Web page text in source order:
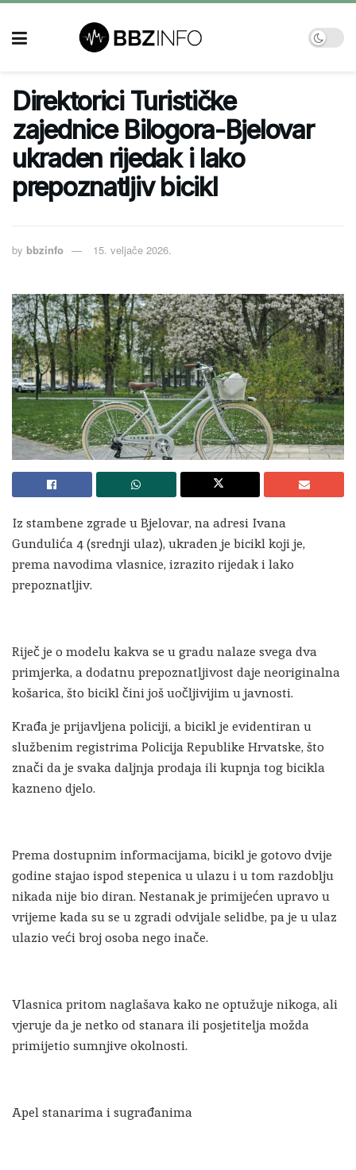
Direktorici Turističke
zajednice Bilogora-Bjelovar
ukraden rijedak i lako
prepoznatljiv bicikl
by bbzinfo 15. veljače 2026.
Iz stambene zgrade u Bjelovar, na adresi Ivana
Gundulića 4 (srednji ulaz), ukraden je bicikl koji je,
prema navodima vlasnice, izrazito rijedak i lako
prepoznatljiv.
Riječ je o modelu kakva se u gradu nalaze svega dva
primjerka, a dodatnu prepoznatljivost daje neoriginalna
košarica, što bicikl čini još uočljivijim u javnosti.
Krađa je prijavljena policiji, a bicikl je evidentiran u
službenim registrima Policija Republike Hrvatske, što
znači da je svaka daljnja prodaja ili kupnja tog bicikla
kazneno djelo.
Prema dostupnim informacijama, bicikl je gotovo dvije
godine stajao ispod stepenica u ulazu i u tom razdoblju
nikada nije bio diran. Nestanak je primijećen upravo u
vrijeme kada su se u zgradi odvijale selidbe, pa je u ulaz
ulazio veći broj osoba nego inače.
Vlasnica pritom naglašava kako ne optužuje nikoga, ali
vjeruje da je netko od stanara ili posjetitelja možda
primijetio sumnjive okolnosti.
Apel stanarima i sugrađanima